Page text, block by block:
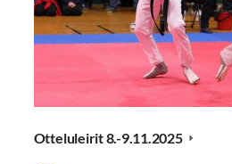
Otteluleirit 8.-9.11.2025